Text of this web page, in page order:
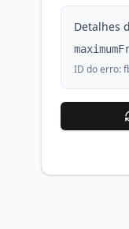
Detalhes
ID do erro: